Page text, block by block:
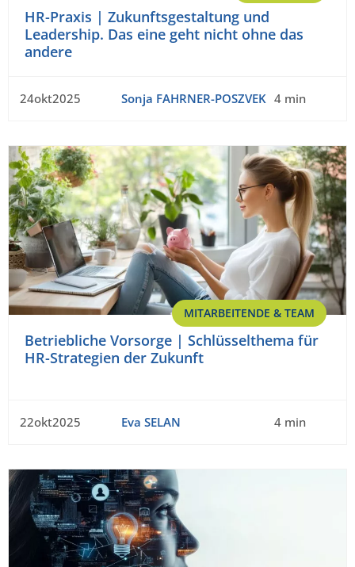
HR-Praxis | Zukunftsgestaltung und
Leadership. Das eine geht nicht ohne das
andere
24okt2025 Sonja FAHRNER-POSZVEK 4 min
MITARBEITENDE & TEAM
Betriebliche Vorsorge | Schlüsselthema für
HR-Strategien der Zukunft
22okt2025 Eva SELAN 4 min